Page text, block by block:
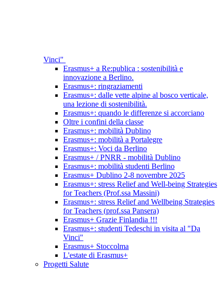
Vinci"
Erasmus+ a Re:publica : sostenibilità e
innovazione a Berlino.
Erasmus+: ringraziamenti
Erasmus+: dalle vette alpine al bosco verticale,
una lezione di sostenibilità.
Erasmus+: quando le differenze si accorciano
Oltre i confini della classe
Erasmus+: mobilità Dublino
Erasmus+: mobilità a Portalegre
Erasmus+: Voci da Berlino
Erasmus+ / PNRR - mobilità Dublino
Erasmus+: mobilità studenti Berlino
Erasmus+ Dublino 2-8 novembre 2025
Erasmus+: stress Relief and Well-being Strategies
for Teachers (Prof.ssa Massini)
Erasmus+: stress Relief and Wellbeing Strategies
for Teachers (prof.ssa Pansera)
Erasmus+ Grazie Finlandia !!!
Erasmus+: studenti Tedeschi in visita al "Da
Vinci"
Erasmus+ Stoccolma
L'estate di Erasmus+
Progetti Salute